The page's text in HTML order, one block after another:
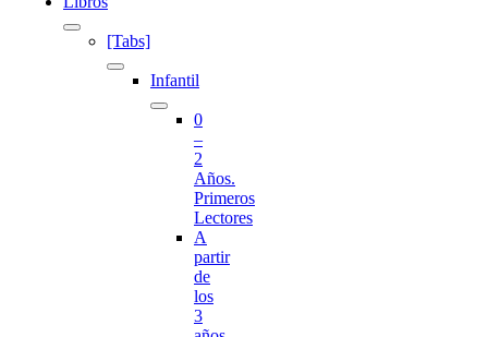
[Tabs]
Infantil
0
–
2
Años.
Primeros
Lectores
A
partir
de
los
3